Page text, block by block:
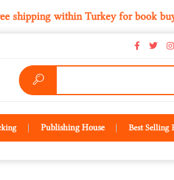
Free shipping within Turkey for
Best Selling
Publishing House